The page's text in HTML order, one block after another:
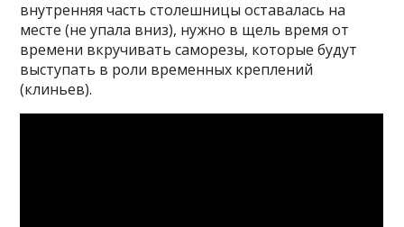
внутренняя часть столешницы оставалась на
месте (не упала вниз), нужно в щель время от
времени вкручивать саморезы, которые будут
выступать в роли временных креплений
(клиньев).